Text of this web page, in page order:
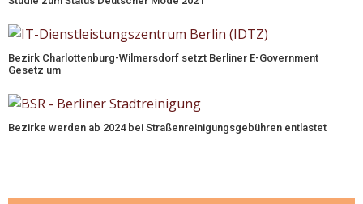
Bezirk Charlottenburg-Wilmersdorf setzt Berliner E-Government
Gesetz um
Bezirke werden ab 2024 bei Straßenreinigungsgebühren entlastet